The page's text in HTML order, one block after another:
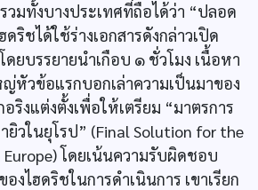
วมทั้งบางประเทศที่ถือได้ว่า “ปลอด
ดริชได้ใช้ร่างเอกสารดังกล่าวเปิด
ยบรรยายนำเกือบ ๑ ชั่วโมง เนื้อหา
หัวข้อแรกบอกเล่าความเป็นมาของ
ริงแต่งตั้งเพื่อให้เตรียม “มาตรการ
วในยุโรป” (Final Solution for the
Europe) โดยเน้นความรับผิดชอบ
งไฮดริชในการดำเนินการ เขาเรียก